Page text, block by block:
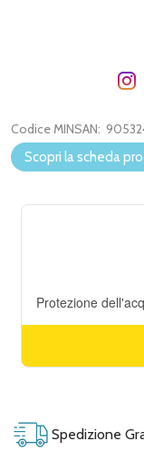
Codice MINSAN:
Scopri la scheda
Spedizione